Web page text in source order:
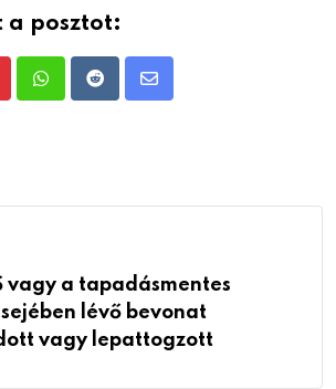
a posztot:
WhatsappRedditShare
vagy a tapadásmentes
lévő bevonat
vagy lepattogzott